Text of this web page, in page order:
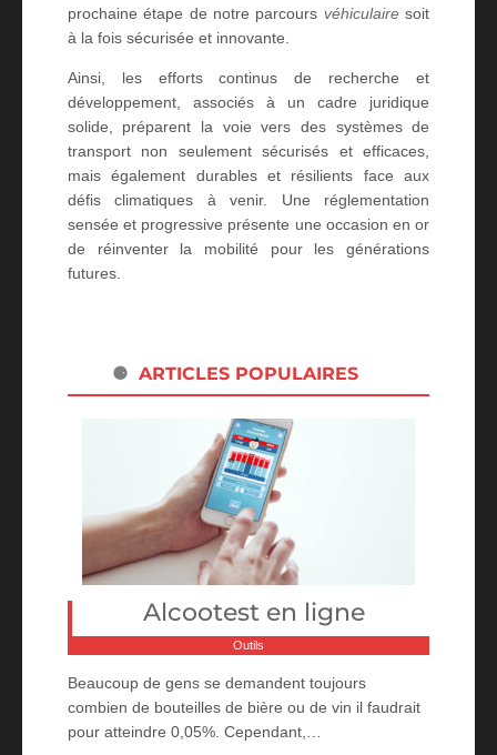
prochaine étape de notre parcours véhiculairesoit
à la fois sécurisée et innovante.
Ainsi, les efforts continus de recherche et
développement, associés à un cadre juridique
solide, préparent la voie vers des systèmes de
transport non seulement sécurisés et efficaces,
mais également durables et résilients face aux
défis climatiques à venir. Une réglementation
sensée et progressive présente une occasion en or
de réinventer la mobilité pour les générations
futures.
ARTICLES POPULAIRES
Alcootest en ligne
Outils
Beaucoup de gens se demandent toujours
combien de bouteilles de bière ou de vin il faudrait
pour atteindre 0,05%. Cependant,…